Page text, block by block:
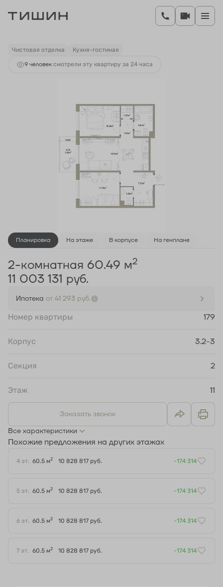
2-комнатная60.49 м 11 003 131 руб.
Ипотекаот 41 293 руб.
Чистовая отделка Кухня-гостиная
9 человек смотрели эту квартиру за 24 часа
Планировка На этаже В корпусе На генплане
2-комнатная 60.49 м2
11 003 131 руб.
Ипотека от 41 293 руб.
Номер квартиры 179
Корпус 3.2-3
Секция 2
Этаж 11
Заказать звонок
Все характеристики
Похожие предложения на других этажах
4 эт. 60.5 м2 10 828 817 руб. -174 314
5 эт. 60.5 м2 10 828 817 руб. -174 314
6 эт. 60.5 м2 10 828 817 руб. -174 314
7 эт. 60.5 м2 10 828 817 руб. -174 314